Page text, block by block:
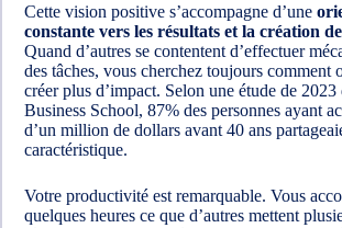
Cette vision positive s’accompagne d’une
constante vers les résultats et la création
Quand d’autres se contentent d’effectuer
des tâches, vous cherchez toujours comment
créer plus d’impact. Selon une étude de
Business School, 87% des personnes ayant
d’un million de dollars avant 40 ans
caractéristique.
Votre productivité est remarquable. Vous
quelques heures ce que d’autres mettent